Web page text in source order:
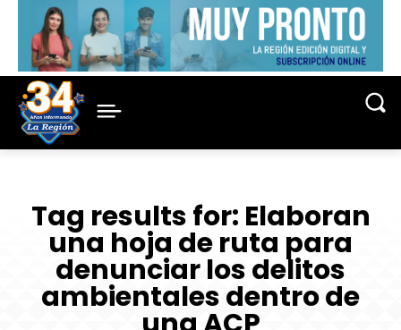
Tag results for: Elaboran
una hoja de ruta para
denunciar los delitos
ambientales dentro de